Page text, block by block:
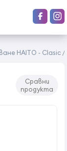
HAITO - Clasic /
Сравни
продукта